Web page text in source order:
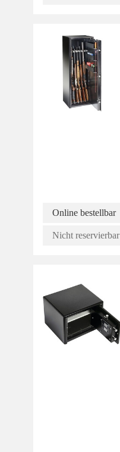
Online bestellbar
Nicht reservierbar